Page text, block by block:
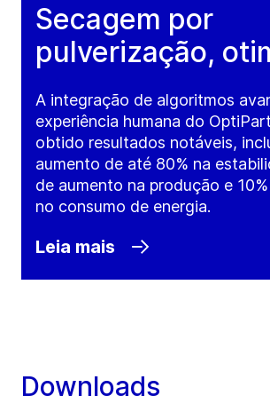
Secagem por
pulverização,
A integração de algoritmos
experiência humana do
obtido resultados notáveis,
aumento de até 80% na
de aumento na produção e
no consumo de energia.
Leia mais
Downloads